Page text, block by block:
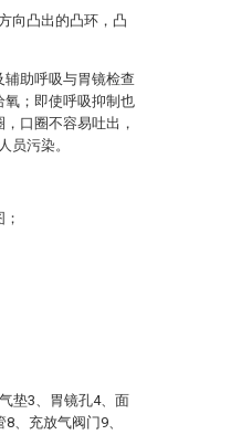
向凸出的凸环，凸
助呼吸与胃镜检查
氧；即使呼吸抑制也
口圈不容易吐出，
员污染。
垫3、胃镜孔4、面
、充放气阀门9、